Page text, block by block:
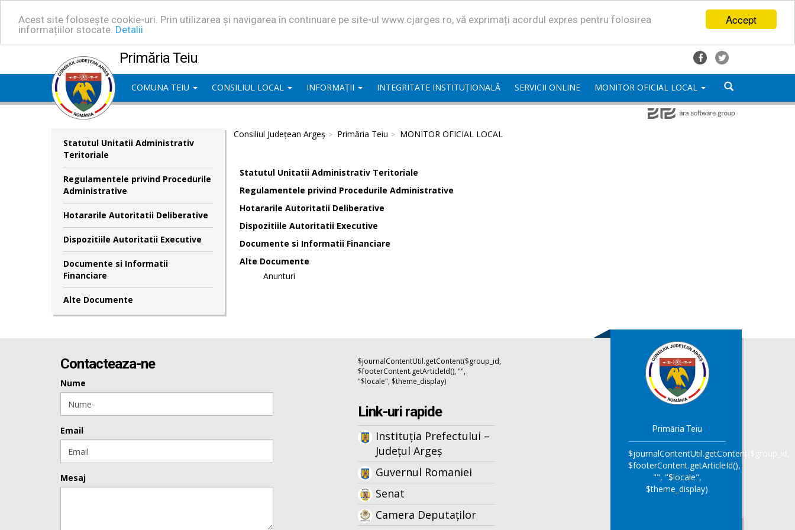
Accept
Acest site folosește cookie-uri. Prin utilizarea și navigarea în continuare pe site-ul www.cjarges.ro, vă exprimați acordul expres pentru folosirea
informațiilor stocate. Detalii
Primăria Teiu
COMUNA TEIU CONSILIUL LOCAL INFORMAȚII INTEGRITATE INSTITUȚIONALĂ SERVICII ONLINE MONITOR OFICIAL LOCAL
Statutul Unitatii Administrativ
Teritoriale
Regulamentele privind Procedurile
Administrative
Hotararile Autoritatii Deliberative
Dispozitiile Autoritatii Executive
Documente si Informatii
Financiare
Alte Documente
Consiliul Județean Argeș Primăria Teiu MONITOR OFICIAL LOCAL
Statutul Unitatii Administrativ Teritoriale
Regulamentele privind Procedurile Administrative
Hotararile Autoritatii Deliberative
Dispozitiile Autoritatii Executive
Documente si Informatii Financiare
Alte Documente
Anunturi
Contacteaza-ne
Nume
Email
Mesaj
$journalContentUtil.getContent($group_id,
$footerContent.getArticleId(), "",
"$locale", $theme_display)
Link-uri rapide
Instituția Prefectului –
Județul Argeș
Guvernul Romaniei
Senat
Camera Deputaților
Primăria Teiu
$journalContentUtil.getContent($group_id,
$footerContent.getArticleId(),
"", "$locale",
$theme_display)